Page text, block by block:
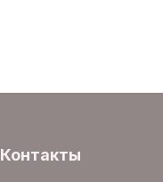
Контакты